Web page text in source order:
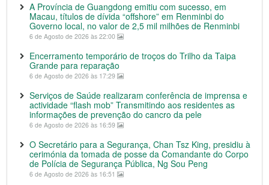
A Província de Guangdong emitiu com sucesso, em
Macau, títulos de dívida “offshore” em Renminbi do
Governo local, no valor de 2,5 mil milhões de Renminbi
6 de Agosto de 2026 às 22:00
Encerramento temporário de troços do Trilho da Taipa
Grande para reparação
6 de Agosto de 2026 às 17:29
Serviços de Saúde realizaram conferência de imprensa e
actividade “flash mob” Transmitindo aos residentes as
informações de prevenção do cancro da pele
6 de Agosto de 2026 às 16:59
O Secretário para a Segurança, Chan Tsz King, presidiu à
cerimónia da tomada de posse da Comandante do Corpo
de Polícia de Segurança Pública, Ng Sou Peng
6 de Agosto de 2026 às 16:51